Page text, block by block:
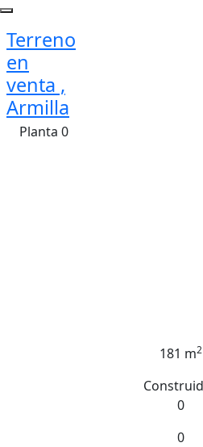
Terreno
en
venta ,
Armilla
Planta 0
181 m2
0
0